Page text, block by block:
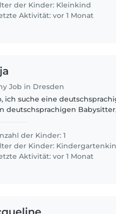
der Kinder: Kleinkind
Aktivität: vor 1 Monat
Job in Dresden
oder
deutschsprachigen
Tochter..
der Kinder: 1
der Kinder:
Aktivität: vor 1 Monat